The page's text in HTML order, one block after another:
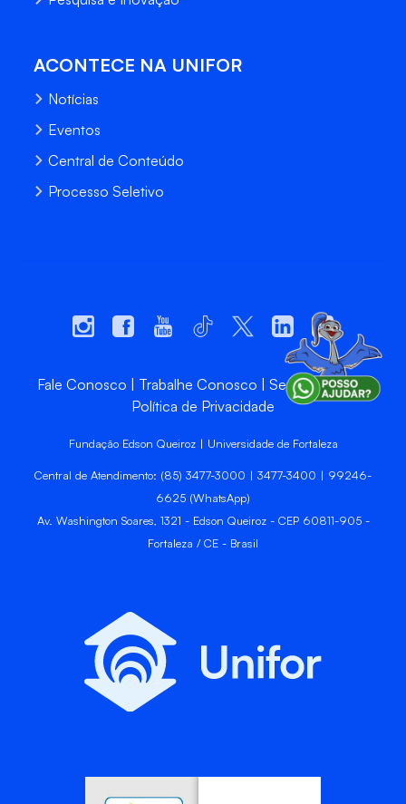
ACONTECE NA UNIFOR
Notícias
Eventos
Central de Conteúdo
Processo Seletivo
Fale Conosco Trabalhe Conosco
Sempre Unifor
Política de Privacidade
Fundação Edson Queiroz | Universidade de Fortaleza
Central de Atendimento: (85) 3477-3000 | 3477-3400 | 99246-
6625 (WhatsApp)
Av. Washington Soares, 1321 - Edson Queiroz - CEP 60811-905 -
Fortaleza / CE - Brasil